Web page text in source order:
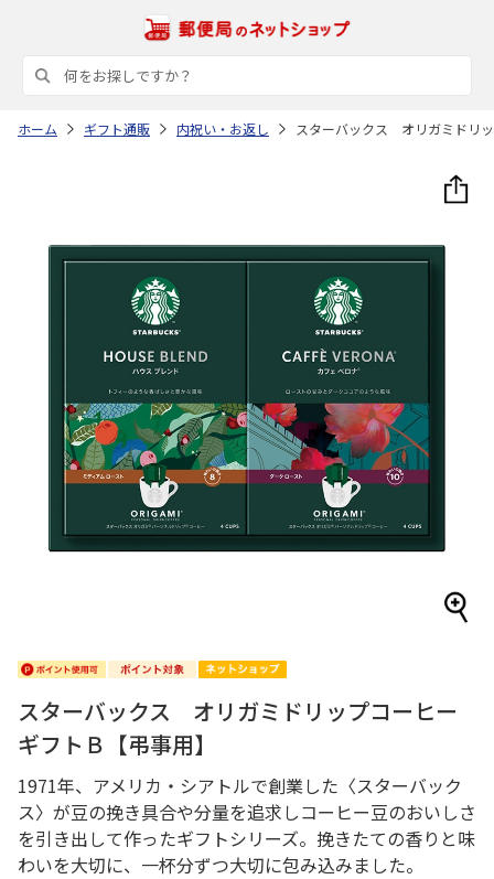
ホーム ギフト通販 内祝い・お返し スターバックス オリガミドリ
スターバックス オリガミドリップコーヒー
ギフトＢ【弔事用】
1971年、アメリカ・シアトルで創業した〈スターバック
ス〉が豆の挽き具合や分量を追求しコーヒー豆のおいしさ
を引き出して作ったギフトシリーズ。挽きたての香りと味
わいを大切に、一杯分ずつ大切に包み込みました。